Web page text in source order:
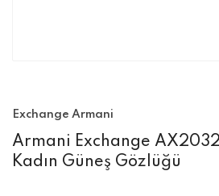
Exchange Armani
Armani Exchange
Kadın Güneş Gözlüğü